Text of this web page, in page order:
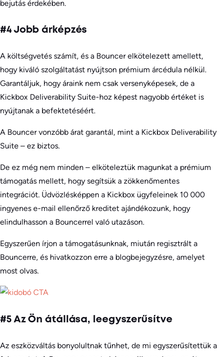
bejutás érdekében.
#4 Jobb árképzés
A költségvetés számít, és a Bouncer elkötelezett amellett,
hogy kiváló szolgáltatást nyújtson prémium árcédula nélkül.
Garantáljuk, hogy áraink nem csak versenyképesek, de a
Kickbox Deliverability Suite-hoz képest nagyobb értéket is
nyújtanak a befektetéséért.
A Bouncer vonzóbb árat garantál, mint a Kickbox Deliverability
Suite – ez biztos.
De ez még nem minden – elköteleztük magunkat a prémium
támogatás mellett, hogy segítsük a zökkenőmentes
integrációt. Üdvözlésképpen a Kickbox ügyfeleinek 10 000
ingyenes e-mail ellenőrző kreditet ajándékozunk, hogy
elindulhasson a Bouncerrel való utazáson.
Egyszerűen írjon a támogatásunknak, miután regisztrált a
Bouncerre, és hivatkozzon erre a blogbejegyzésre, amelyet
most olvas.
#5 Az Ön átállása, leegyszerűsítve
Az eszközváltás bonyolultnak tűnhet, de mi egyszerűsítettük a